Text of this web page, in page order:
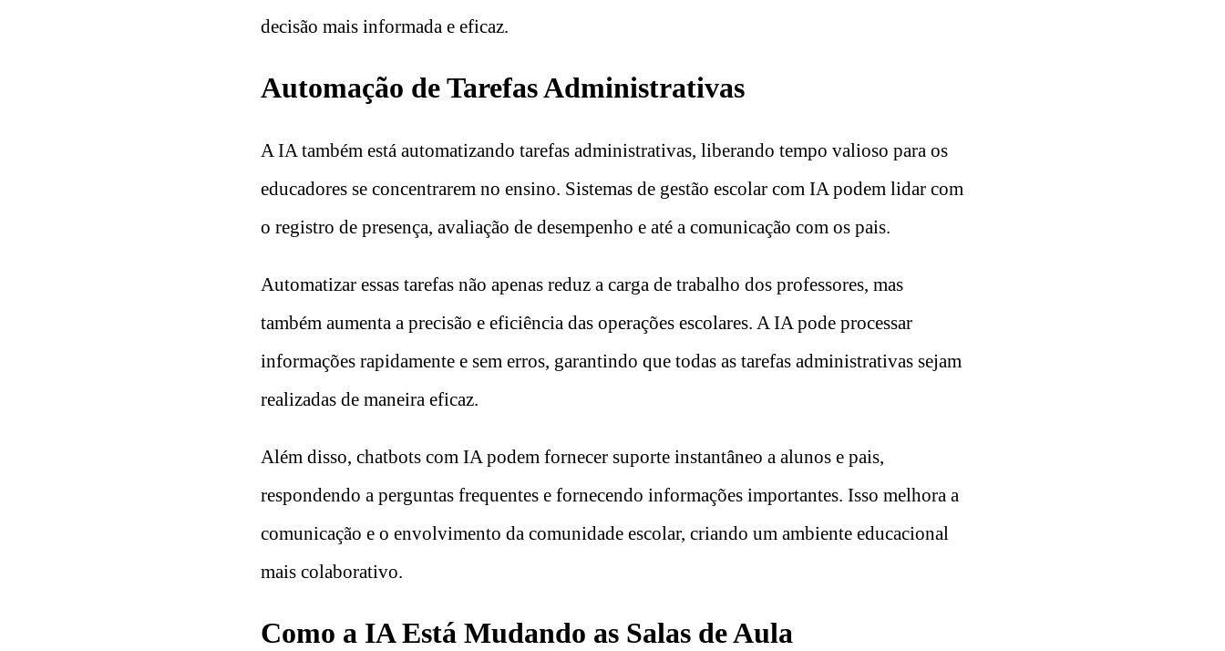
decisão mais informada e eficaz.
Automação de Tarefas Administrativas
A IA também está automatizando tarefas administrativas, liberando tempo valioso para os
educadores se concentrarem no ensino. Sistemas de gestão escolar com IA podem lidar com
o registro de presença, avaliação de desempenho e até a comunicação com os pais.
Automatizar essas tarefas não apenas reduz a carga de trabalho dos professores, mas
também aumenta a precisão e eficiência das operações escolares. A IA pode processar
informações rapidamente e sem erros, garantindo que todas as tarefas administrativas sejam
realizadas de maneira eficaz.
Além disso, chatbots com IA podem fornecer suporte instantâneo a alunos e pais,
respondendo a perguntas frequentes e fornecendo informações importantes. Isso melhora a
comunicação e o envolvimento da comunidade escolar, criando um ambiente educacional
mais colaborativo.
Como a IA Está Mudando as Salas de Aula